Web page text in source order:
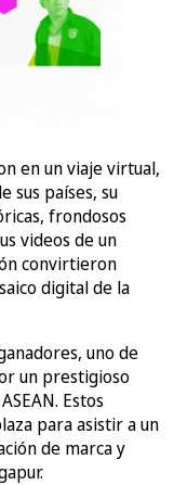
en un viaje virtual,
sus países, su
frondosos
videos de un
convirtieron
digital de la
uno de
un prestigioso
Estos
para asistir a un
de marca y